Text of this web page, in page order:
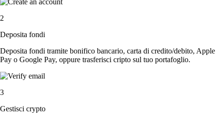
2
Deposita fondi
Deposita fondi tramite bonifico bancario, carta di credito/debito, Apple
Pay o Google Pay, oppure trasferisci cripto sul tuo portafoglio.
3
Gestisci crypto